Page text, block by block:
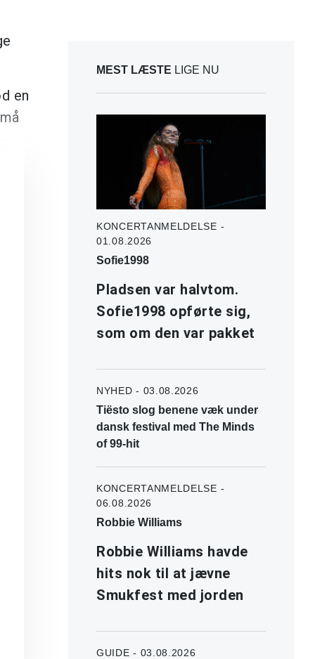
en
MEST LÆSTE LIGE NU
KONCERTANMELDELSE -
01.08.2026
Sofie1998
Pladsen var halvtom.
Sofie1998 opførte sig,
som om den var pakket
NYHED - 03.08.2026
Tiësto slog benene væk under
dansk festival med The Minds
of 99-hit
KONCERTANMELDELSE -
06.08.2026
Robbie Williams
Robbie Williams havde
hits nok til at jævne
Smukfest med jorden
GUIDE - 03.08.2026